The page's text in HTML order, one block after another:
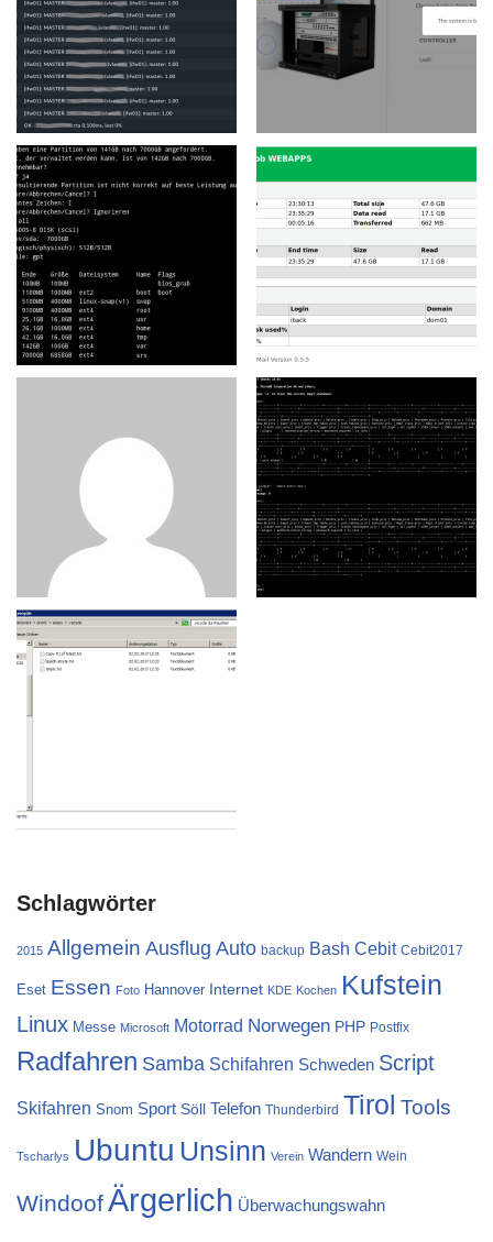
Schlagwörter
2015 Allgemein Ausflug Auto backup Bash Cebit Cebit2017
Eset Essen Foto Hannover Internet KDE Kochen Kufstein
Linux Messe Microsoft Motorrad Norwegen PHP Postfix
Radfahren Samba Schifahren Schweden Script
Skifahren Snom Sport Söll Telefon Thunderbird Tirol Tools
Tscharlys Ubuntu Unsinn Verein Wandern Wein
WindoofÄrgerlich Überwachungswahn